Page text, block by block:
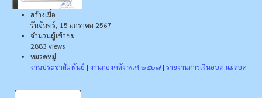
สร้างเมื่อ
วันจันทร์, 15 มกราคม 2567
จำนวนผู้เข้าชม
2883 views
หมวดหมู่
งานประชาสัมพันธ์ | งานกองคลัง พ.ศ.๒๕๖๗ | รายงานการเงินอบต.แม่ถอด